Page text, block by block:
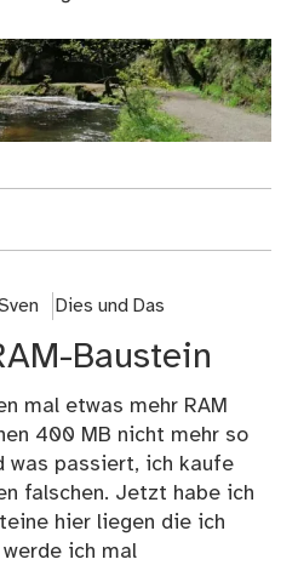
Dies und Das
Baustein
mal etwas mehr RAM
400 MB nicht mehr so
was passiert, ich kaufe
falschen. Jetzt habe ich
hier liegen die ich
ich mal